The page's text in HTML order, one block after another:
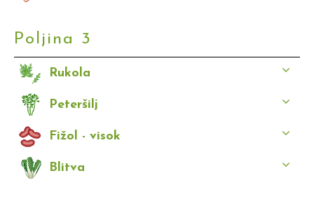
Poljina 3
Rukola
Peteršilj
Fižol - visok
Blitva